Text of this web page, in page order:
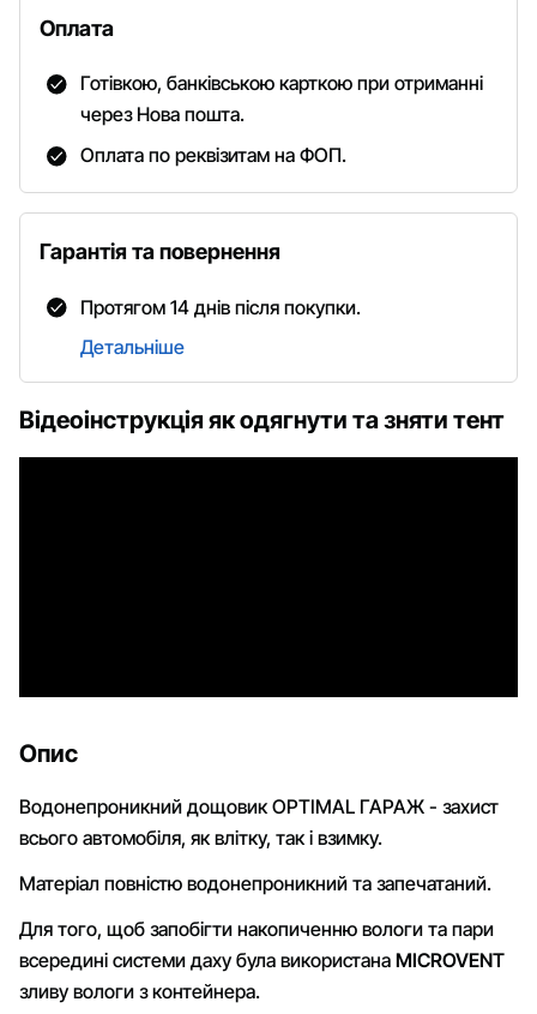
Відеоінструкція як одягнути та зняти тент
Опис
Водонепроникний дощовик OPTIMAL ГАРАЖ - захист
всього автомобіля, як влітку, так і взимку.
Матеріал повністю водонепроникний та запечатаний.
Для того, щоб запобігти накопиченню вологи та пари
всередині системи даху була використана MICROVENT
зливу вологи з контейнера.
Оплата
Готівкою, банківською карткою при отриманні
через Нова пошта.
Оплата по реквізитам на ФОП.
Гарантія та повернення
Протягом 14 днів після покупки.
Детальніше